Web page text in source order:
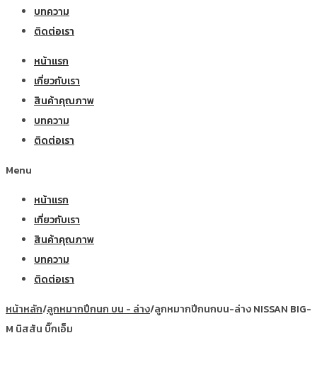
บทความ
ติดต่อเรา
หน้าแรก
เกี่ยวกับเรา
สินค้าคุณภาพ
บทความ
ติดต่อเรา
Menu
หน้าแรก
เกี่ยวกับเรา
สินค้าคุณภาพ
บทความ
ติดต่อเรา
หน้าหลัก/ลูกหมากปีกนก บน - ล่าง/ลูกหมากปีกนกบน-ล่าง NISSAN BIG-
M นิสสัน บิ๊กเอ็ม